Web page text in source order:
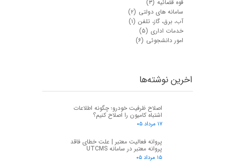
قوه قضائیه (۳)
سامانه های دولتی (۲)
آب، برق، گاز، تلفن (۱)
خدمات اداری (۵)
امور دانشجوئی (۶)
اخرین نوشته‌ها
اصلاح ظرفیت خودرو؛ چگونه اطلاعات
اشتباه کامیون را اصلاح کنیم؟
۱۷ مرداد ۰۵
پروانه فعالیت معتبر | علت خطای فاقد
پروانه معتبر در سامانه UTCMS
۱۵ مرداد ۰۵